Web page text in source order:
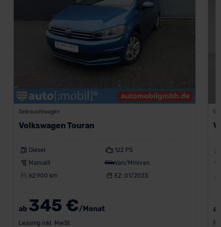
Gebrauchtwagen
Volkswagen Touran
Diesel
122 PS
Manuell
Van/Minivan
62.900 km
EZ: 01/2023
ab 345 €/Monat
Leasing inkl. MwSt.